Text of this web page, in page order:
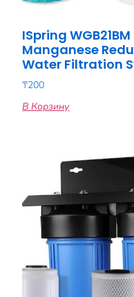
ISpring
Manganese
Water Filtration
₸200
В Корзину